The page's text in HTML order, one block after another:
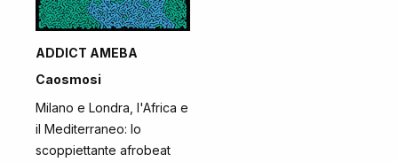
ADDICT AMEBA
Caosmosi
Milano e Londra, l'Africa e
il Mediterraneo: lo
scoppiettante afrobeat